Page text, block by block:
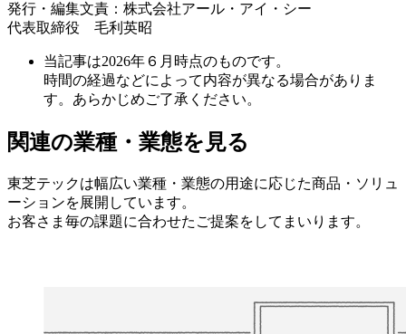
発行・編集文責：株式会社アール・アイ・シー
代表取締役 毛利英昭
当記事は2026年６月時点のものです。
時間の経過などによって内容が異なる場合がありま
す。あらかじめご了承ください。
関連の業種・業態を見る
東芝テックは幅広い業種・業態の用途に応じた商品・ソリュ
ーションを展開しています。
お客さま毎の課題に合わせたご提案をしてまいります。